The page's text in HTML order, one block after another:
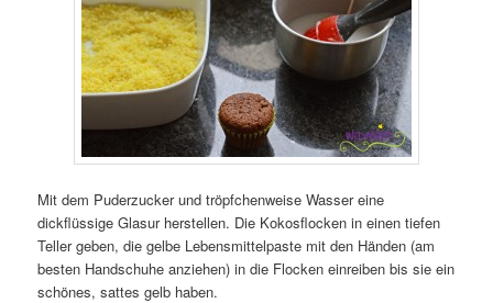
Mit dem Puderzucker und tröpfchenweise Wasser eine
dickflüssige Glasur herstellen. Die Kokosflocken in einen tiefen
Teller geben, die gelbe Lebensmittelpaste mit den Händen (am
besten Handschuhe anziehen) in die Flocken einreiben bis sie ein
schönes, sattes gelb haben.